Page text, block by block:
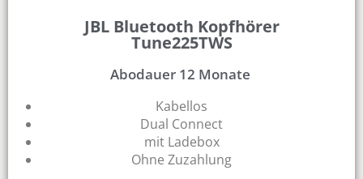
JBL Bluetooth Kopfhörer
Tune225TWS
Abodauer 12 Monate
Kabellos
Dual Connect
mit Ladebox
Ohne Zuzahlung